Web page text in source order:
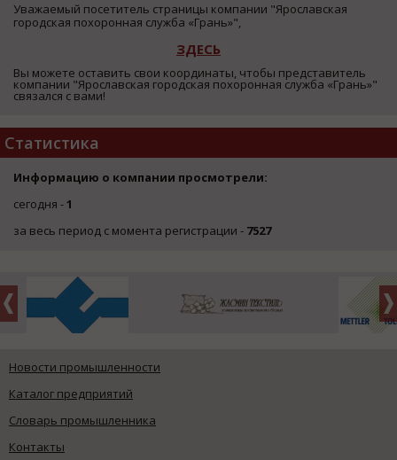
Уважаемый посетитель страницы компании "Ярославская
городская похоронная служба «Грань»",
ЗДЕСЬ
Вы можете оставить свои координаты, чтобы представитель
компании "Ярославская городская похоронная служба «Грань»"
связался с вами!
Статистика
Информацию о компании просмотрели:
сегодня -1
за весь период с момента регистрации - 7527
Новости промышленности
Каталог предприятий
Словарь промышленника
Контакты